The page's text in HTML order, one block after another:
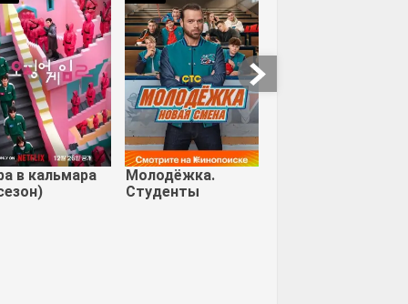
в кальмара
Молодёжка.
Студенты